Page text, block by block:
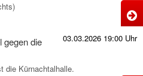
03.03.2026 19:00 Uhr
gegen die
die Kürnachtalhalle.